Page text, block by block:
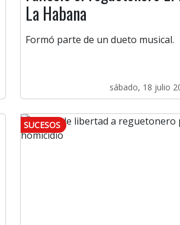
La Habana
Formó parte de un dueto musical.
sábado, 18 julio
SUCESOS